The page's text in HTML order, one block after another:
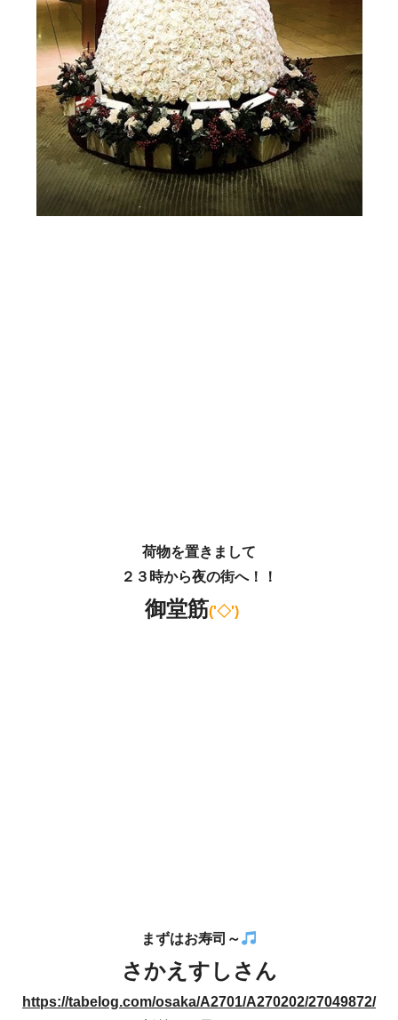
荷物を置きまして
２３時から夜の街へ！！
御堂筋('◇')ゞ
まずはお寿司～
さかえすしさん
https://tabelog.com/osaka/A2701/A270202/27049872/